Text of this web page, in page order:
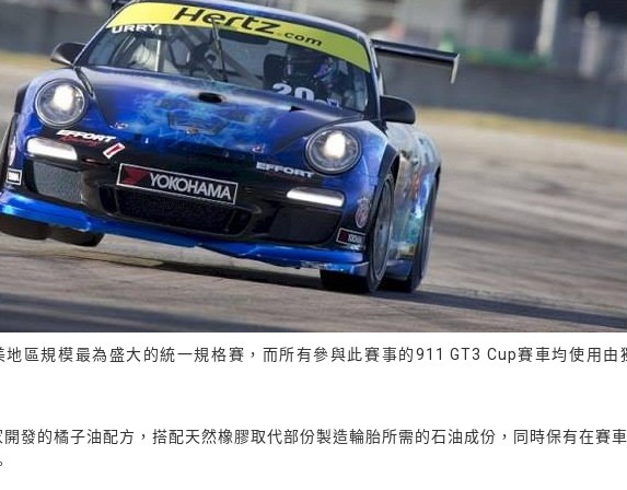
區規模最為盛大的統一規格賽，而所有參與此賽事的911 GT3 Cup賽車均使用由
發的橘子油配方，搭配天然橡膠取代部份製造輪胎所需的石油成份，同時保有在賽